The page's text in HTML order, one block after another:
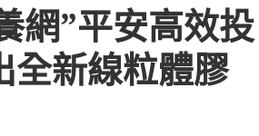
網”平安高效投
全新線粒體膠